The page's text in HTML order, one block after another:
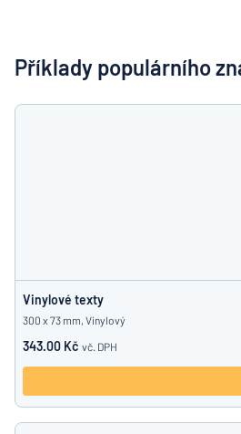
si
nabídku
Přihlášení
Příklady populárního
Vinylové texty
300 x 73 mm, Vinylový
343.00 Kč vč. DPH